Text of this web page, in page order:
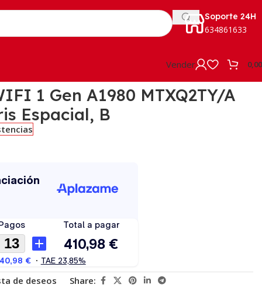
Soporte 24H
634861633
Vender
1 Gen A1980 MTXQ2TY/A
Espacial, B
de deseos Share: